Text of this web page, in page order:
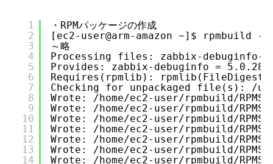
1
2
3
4
5
6
7
8
9
10
11
12
13
14
・RPMパッケージの作成
[ec2-user@arm-amazon ~]$
～略
Processing files: zabbix-debuginfo-
Provides: zabbix-debuginfo = 5.0.28-
Requires(rpmlib):
Checking for unpackaged file(s): /
Wrote: /home/ec2-user/rpmbuild/
Wrote: /home/ec2-user/rpmbuild/
Wrote: /home/ec2-user/rpmbuild/
Wrote: /home/ec2-user/rpmbuild/
Wrote: /home/ec2-user/rpmbuild/
Wrote: /home/ec2-user/rpmbuild/
Wrote: /home/ec2-user/rpmbuild/